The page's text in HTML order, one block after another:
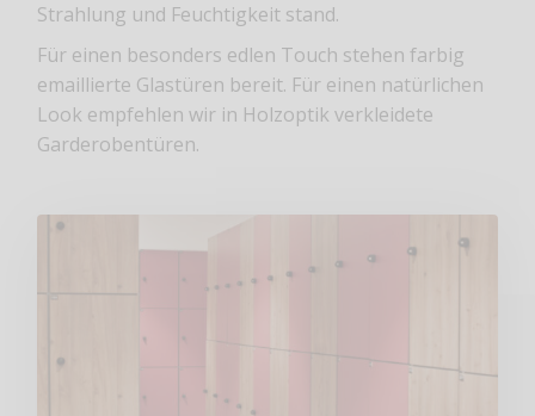
Strahlung und Feuchtigkeit stand.
Für einen besonders edlen Touch stehen farbig
emaillierte Glastüren bereit. Für einen natürlichen
Look empfehlen wir in Holzoptik verkleidete
Garderobentüren.